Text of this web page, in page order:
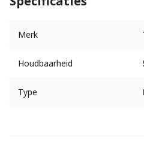
Merk
Houdbaarheid
Type